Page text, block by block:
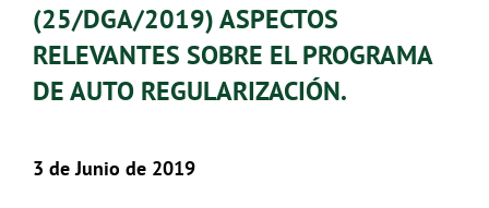
(25/DGA/2019) ASPECTOS
RELEVANTES SOBRE EL PROGRAMA
DE AUTO REGULARIZACIÓN.
3 de Junio de 2019